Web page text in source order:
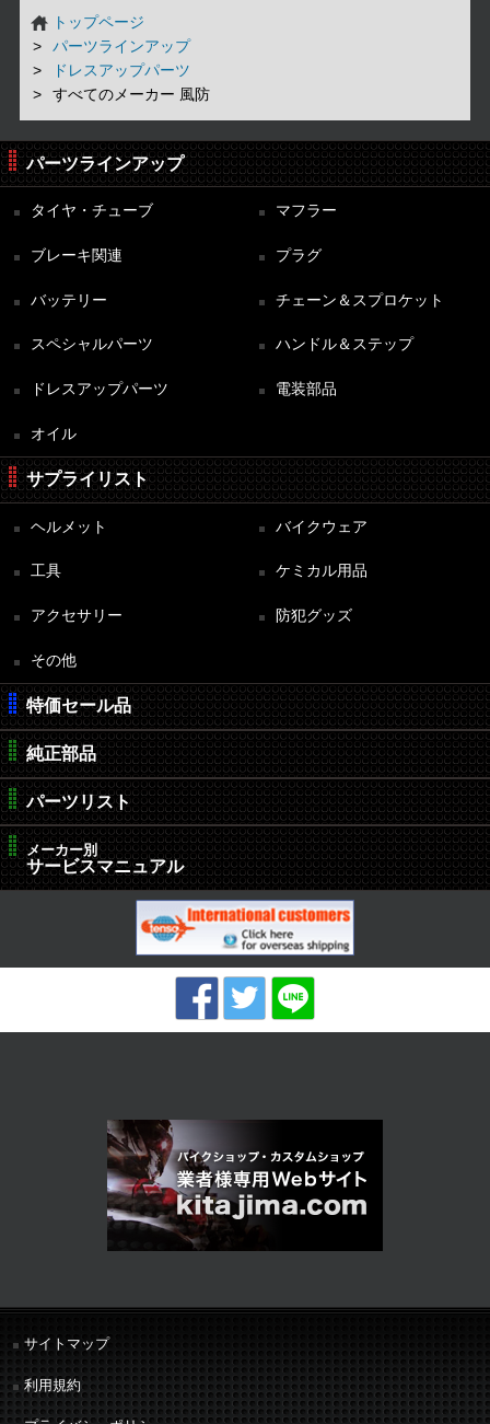
トップページ
パーツラインアップ
ドレスアップパーツ
すべてのメーカー 風防
パーツラインアップ
タイヤ・チューブ マフラー
ブレーキ関連 プラグ
バッテリー チェーン＆スプロケット
スペシャルパーツ ハンドル＆ステップ
ドレスアップパーツ 電装部品
オイル
サプライリスト
ヘルメット バイクウェア
工具 ケミカル用品
アクセサリー 防犯グッズ
その他
特価セール品
純正部品
パーツリスト
メーカー別
サービスマニュアル
サイトマップ
利用規約